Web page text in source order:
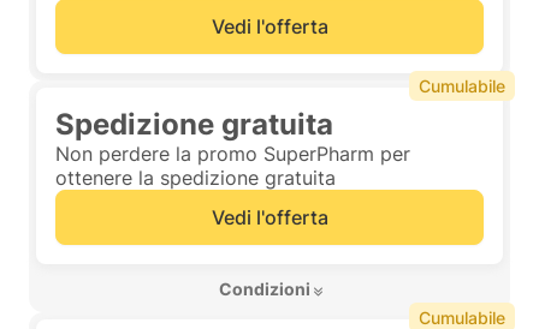
Vedi l'offerta
Spedizione gratuita
Non perdere la promo SuperPharm per
ottenere la spedizione gratuita
Vedi l'offerta
Condizioni
Cumulabile
Cumulabile